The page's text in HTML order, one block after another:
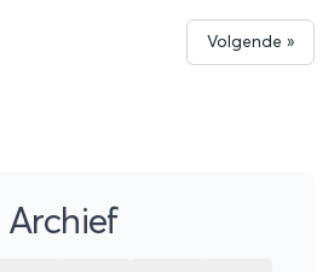
ter wereld worden.
Volgende »
Archief